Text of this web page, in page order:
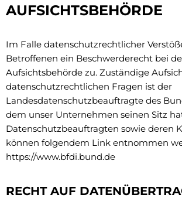
AUFSICHTSBEHÖRDE
Im Falle datenschutzrechtlicher
Betroffenen ein Beschwerderecht bei
Aufsichtsbehörde zu. Zuständige
datenschutzrechtlichen Fragen ist der
Landesdatenschutzbeauftragte des
dem unser Unternehmen seinen Sitz
Datenschutzbeauftragten sowie deren
können folgendem Link entnommen
https://www.bfdi.bund.de
RECHT AUF